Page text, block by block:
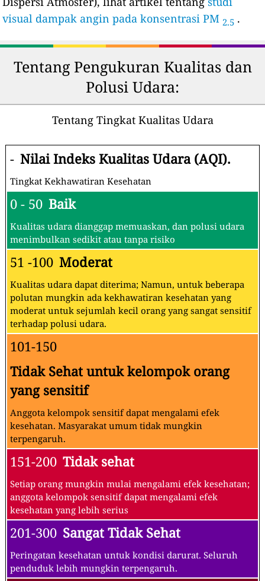
visual dampak angin pada konsentrasi PM 2.5 .
Tentang Pengukuran Kualitas dan
Polusi Udara:
Tentang Tingkat Kualitas Udara
- Nilai Indeks Kualitas Udara (AQI).
Tingkat Kekhawatiran Kesehatan
0 - 50 Baik
Kualitas udara dianggap memuaskan, dan polusi udara
menimbulkan sedikit atau tanpa risiko
51 -100 Moderat
Kualitas udara dapat diterima; Namun, untuk beberapa
polutan mungkin ada kekhawatiran kesehatan yang
moderat untuk sejumlah kecil orang yang sangat sensitif
terhadap polusi udara.
101-150
Tidak Sehat untuk kelompok orang
yang sensitif
Anggota kelompok sensitif dapat mengalami efek
kesehatan. Masyarakat umum tidak mungkin
terpengaruh.
151-200 Tidak sehat
Setiap orang mungkin mulai mengalami efek kesehatan;
anggota kelompok sensitif dapat mengalami efek
kesehatan yang lebih serius
201-300 Sangat Tidak Sehat
Peringatan kesehatan untuk kondisi darurat. Seluruh
penduduk lebih mungkin terpengaruh.